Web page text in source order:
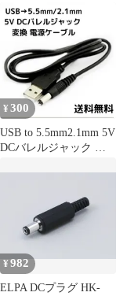
(DC5.5/2.1mm) → オス
(DC7.9/5.5mm) ACアダ
プター変換 レノ
ボ/ThinkPad/Lenovo/NE
Cなどに対応
¥ 300
USB to 5.5mm2.1mm 5V
DCバレルジャック 変
¥982
ELPA DCプラグ HK-